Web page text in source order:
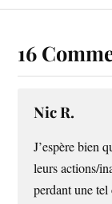
16
Nic R.
J’espère bien
leurs actions/
perdant une